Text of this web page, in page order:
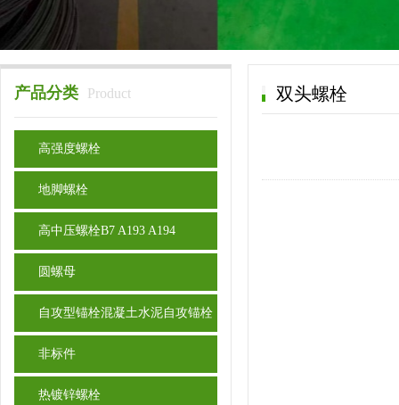
产品分类 Product
高强度螺栓
地脚螺栓
高中压螺栓B7 A193 A194
圆螺母
自攻型锚栓混凝土水泥自攻锚栓
非标件
热镀锌螺栓
双头螺栓